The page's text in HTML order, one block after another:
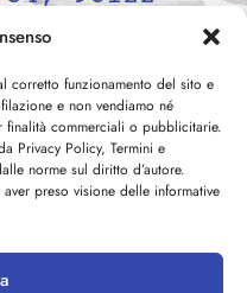
corretto funzionamento del sito e
e non vendiamo né
commerciali o pubblicitarie.
Privacy Policy, Termini e
norme sul diritto d’autore.
preso visione delle informative
P.IVA
-